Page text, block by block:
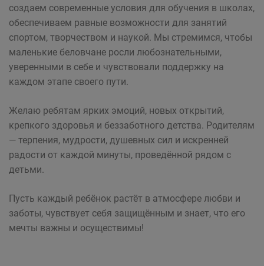
создаем современные условия для обучения в школах,
обеспечиваем равные возможности для занятий
спортом, творчеством и наукой. Мы стремимся, чтобы
маленькие беловчане росли любознательными,
уверенными в себе и чувствовали поддержку на
каждом этапе своего пути.
Желаю ребятам ярких эмоций, новых открытий,
крепкого здоровья и беззаботного детства. Родителям
— терпения, мудрости, душевных сил и искренней
радости от каждой минуты, проведённой рядом с
детьми.
Пусть каждый ребёнок растёт в атмосфере любви и
заботы, чувствует себя защищённым и знает, что его
мечты важны и осуществимы!